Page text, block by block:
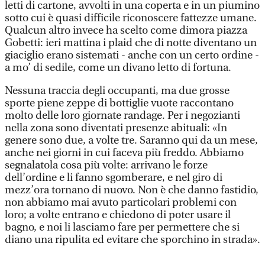
letti di cartone, avvolti in una coperta e in un piumino
sotto cui è quasi difficile riconoscere fattezze umane.
Qualcun altro invece ha scelto come dimora piazza
Gobetti: ieri mattina i plaid che di notte diventano un
giaciglio erano sistemati - anche con un certo ordine -
a mo’ di sedile, come un divano letto di fortuna.
Nessuna traccia degli occupanti, ma due grosse
sporte piene zeppe di bottiglie vuote raccontano
molto delle loro giornate randage. Per i negozianti
nella zona sono diventati presenze abituali: «In
genere sono due, a volte tre. Saranno qui da un mese,
anche nei giorni in cui faceva più freddo. Abbiamo
segnalatola cosa più volte: arrivano le forze
dell’ordine e li fanno sgomberare, e nel giro di
mezz’ora tornano di nuovo. Non è che danno fastidio,
non abbiamo mai avuto particolari problemi con
loro; a volte entrano e chiedono di poter usare il
bagno, e noi li lasciamo fare per permettere che si
diano una ripulita ed evitare che sporchino in strada».